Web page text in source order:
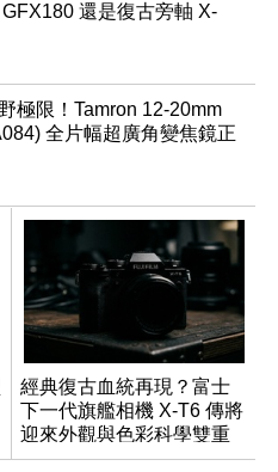
還是復古旁軸 X-
極限！Tamron 12-20mm
全片幅超廣角變焦鏡正
經典復古血統再現？富士
下一代旗艦相機 X-T6 傳將
迎來外觀與色彩科學雙重
優化